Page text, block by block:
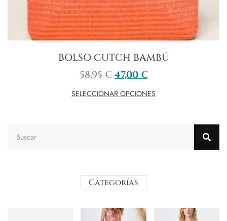
BOLSO CUTCH BAMBÚ
58,95€47,00€
SELECCIONAR OPCIONES
Categorías